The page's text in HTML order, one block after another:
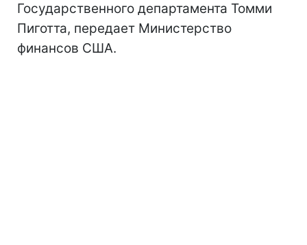
Государственного департамента Томми
Пиготта, передает Министерство
финансов США.